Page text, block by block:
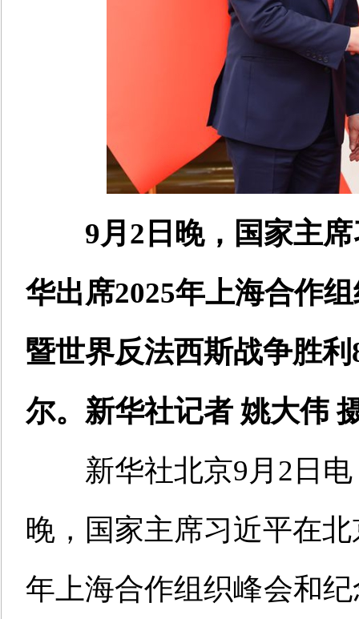
9月2日晚，国家主
华出席2025年上海合作
暨世界反法西斯战争胜
尔。新华社记者 姚大伟
新华社北京9月2日
晚，国家主席习近平在
年上海合作组织峰会和